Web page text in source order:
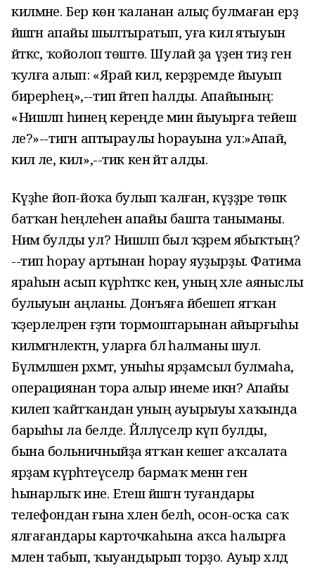
килмәне. Бер көн ҡаланан алыҫ булмаған ерҙә
йәшәгән апайы шылтыратып, уға килә ятыуын
әйткәс, ҡойолоп төштө. Шулай ҙа үҙен тиҙ генә
ҡулға алып: «Ярай кил, керҙәремде йыуып
бирерһең»,--тип әйтеп һалды. Апайының:
«Нишләп һинең кереңде мин йыуырға тейеш
әле?»--тигән аптыраулы һорауына ул:»Апай,
кил әле, кил»,--тик кенә әйтә алды.
Кәүҙәһе йоп-йоҡа булып ҡалған, күҙҙәре төпкә
батҡан һеңлеһен апайы башта таныманы.
Нимә булды ул? Нишләп был ҡәҙәрем ябыҡтың?
--тип һорау артынан һорау яуҙырҙы. Фатима
яраһын асып күрһәткәс кенә, уның хәле аяныслы
булыуын аңланы. Донъяға йәбешеп ятҡан
ҡәҙерлеләрен ғәҙәти тормоштарынан айырғыһы
килмәгәнлектән, уларға бәлә һалманы шул.
Бүлмәләшенә рәхмәт, уныһы ярҙамсыл булмаһа,
операциянан тора алыр инеме икән? Апайы
килеп ҡайтҡандан уның ауырыуы хаҡында
барыһы ла белде. Йәлләүселәр күп булды, ә
бына больничныйҙа ятҡан кешегә аҡсалата
ярҙам күрһәтеүселәр бармаҡ менән генә
һынарлыҡ ине. Етеш йәшәгән туғандары
телефондан ғына хәлен белһә, осон-осҡа саҡ
ялғағандары карточкаһына аҡса һалырға
әмәлен табып, ҡыуандырып торҙо. Ауыр хәлдә